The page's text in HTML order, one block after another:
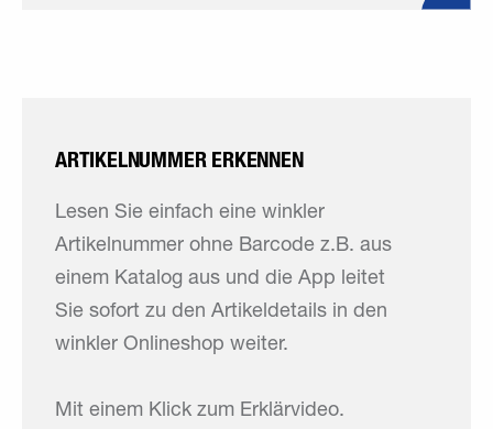
ARTIKELNUMMER ERKENNEN
Lesen Sie einfach eine winkler
Artikelnummer ohne Barcode z.B. aus
einem Katalog aus und die App leitet
Sie sofort zu den Artikeldetails in den
winkler Onlineshop weiter.
Mit einem Klick zum Erklärvideo.